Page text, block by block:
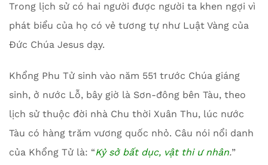
Trong lịch sử có hai người được người ta khen ngợi vì
phát biểu của họ có vẻ tương tự như Luật Vàng của
Đức Chúa Jesus dạy.
Khổng Phu Tử sinh vào năm 551 trước Chúa giáng
sinh, ở nước Lỗ, bây giờ là Sơn-đông bên Tàu, theo
lịch sử thuộc đời nhà Chu thời Xuân Thu, lúc nước
Tàu có hàng trăm vương quốc nhỏ. Câu nói nổi danh
của Khổng Tử là: “Kỷ sở bất dục, vật thi ư nhân.”